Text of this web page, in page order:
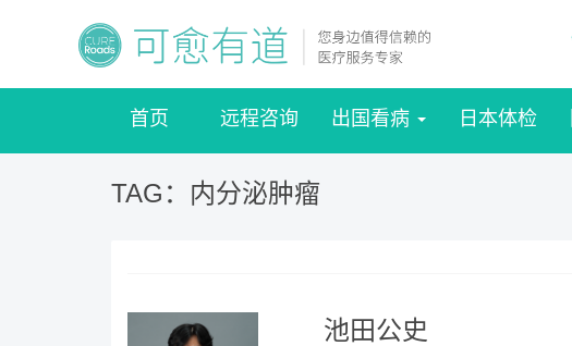
首页 远程咨询 出国看病 日本体检
TAG：内分泌肿瘤
池田公史